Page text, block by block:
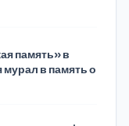
память» в
в память о